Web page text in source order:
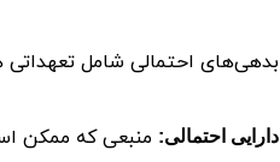
بدهی‌های احتمالی شامل
دارایی احتمالی: منبعی که ممکن